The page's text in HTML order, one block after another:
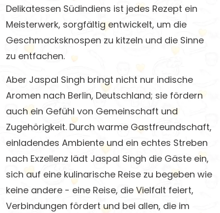
Delikatessen Südindiens ist jedes Rezept ein
Meisterwerk, sorgfältig entwickelt, um die
Geschmacksknospen zu kitzeln und die Sinne
zu entfachen.
Aber Jaspal Singh bringt nicht nur indische
Aromen nach Berlin, Deutschland; sie fördern
auch ein Gefühl von Gemeinschaft und
Zugehörigkeit. Durch warme Gastfreundschaft,
einladendes Ambiente und ein echtes Streben
nach Exzellenz lädt Jaspal Singh die Gäste ein,
sich auf eine kulinarische Reise zu begeben wie
keine andere - eine Reise, die Vielfalt feiert,
Verbindungen fördert und bei allen, die im